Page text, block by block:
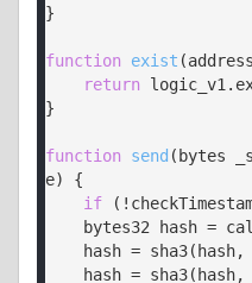
}
function exist (
return
}
function send ( bytes
e) {
if
bytes32 hash =